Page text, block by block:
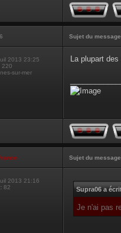
Sujet du
2013 23:25
220
sur-mer
La plupart
Sujet du
2013 21:16
82 Supra06 a
Je n'ai pas